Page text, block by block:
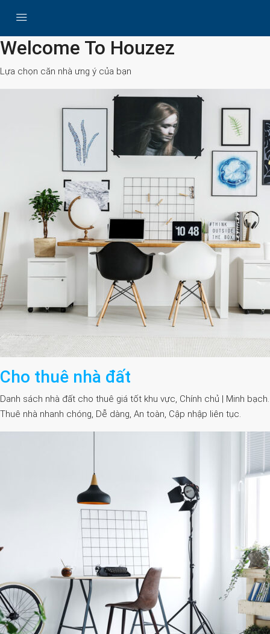
Search
Welcome To Houzez
Lựa chọn căn nhà ưng ý của bạn
Cho thuê nhà đất
Danh sách nhà đất cho thuê giá tốt khu vực, Chính chủ | Minh bạch.
Thuê nhà nhanh chóng, Dễ dàng, An toàn, Cập nhập liên tục.